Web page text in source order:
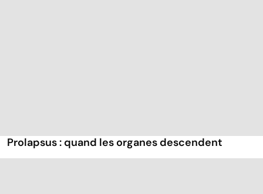
Prolapsus : quand les organes descendent